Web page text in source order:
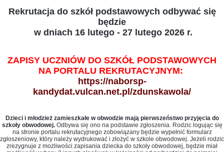
Rekrutacja do szkół podstawowych odbywać się
będzie
w dniach 16 lutego - 27 lutego 2026 r.
ZAPISY UCZNIÓW DO SZKÓŁ PODSTAWOWYCH
NA PORTALU REKRUTACYJNYM:
https://naborsp-
kandydat.vulcan.net.pl/zdunskawola/
Dzieci i młodzież zamieszkałe w obwodzie mają pierwszeństwo przyjęcia do
szkoły obwodowej.Odbywa się ono na podstawie zgłoszenia. Rodzic logując się
na stronie portalu rekrutacyjnego zobowiązany będzie wypełnić formularz
zgłoszeniowy, który należy wydrukować i złożyć w szkole obwodowej. Jeżeli rodzic
zrezygnuje z możliwości zapisania dziecka do szkoły obwodowej, będzie miał